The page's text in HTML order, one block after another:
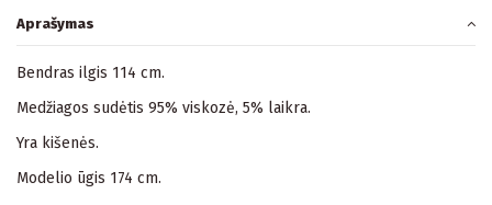
Aprašymas
Bendras ilgis 114 cm.
Medžiagos sudėtis 95% viskozė, 5% laikra.
Yra kišenės.
Modelio ūgis 174 cm.